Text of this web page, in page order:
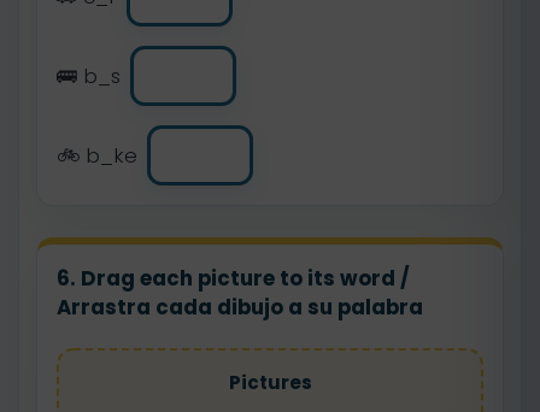
🚌 b_s
🚲 b_ke
6. Drag each picture to its word /
Arrastra cada dibujo a su palabra
Pictures